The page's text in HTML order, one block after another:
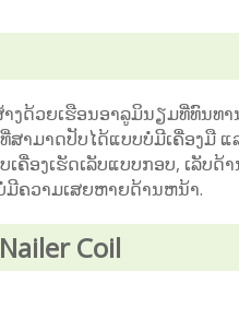
ງດ້ວຍເຮືອນອາລູມິນຽມທີ່ທົນ
າມາດປັບໄດ້ແບບບໍ່ມີເຄື່ອງມື
ອງເຮັດເລັບແບບກອບ, ເລັບດ້
ຄວາມເສຍຫາຍດ້ານຫນ້າ.
Coil